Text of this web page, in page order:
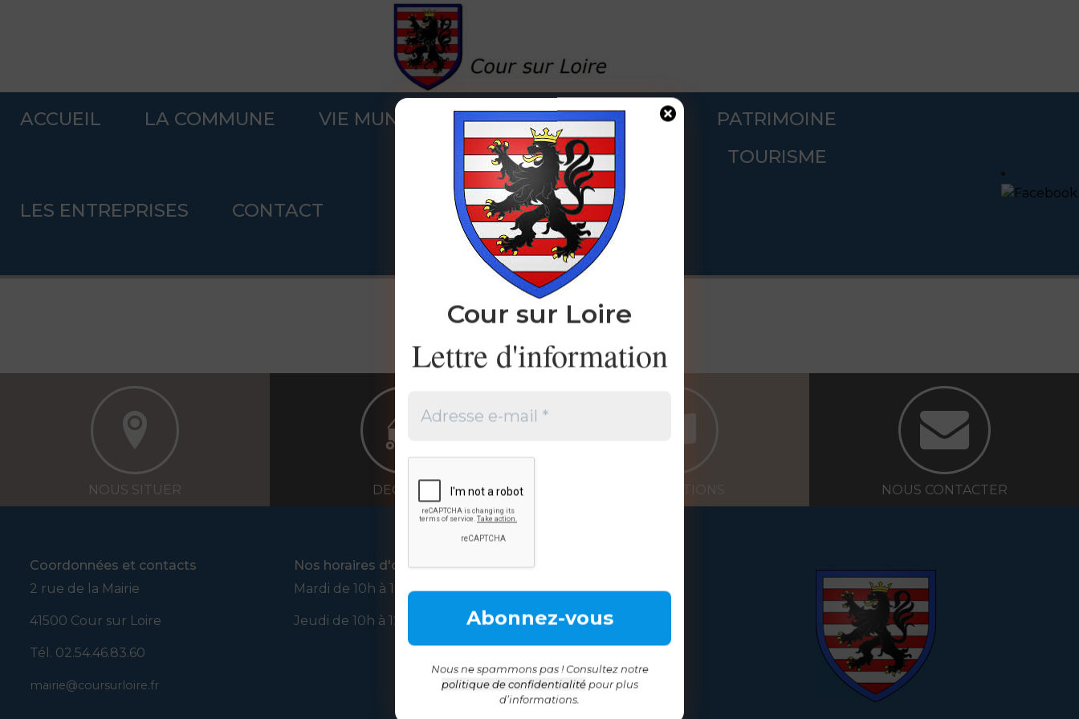
ACCUEIL
LA COMMUNE
VIE MUNICIPALE
COUR SUR LOIRE
PRATIQUE
PATRIMOINE
TOURISME
LES ENTREPRISES
CONTACT
Tourisme
Cour sur Loire
Lettre d'information
Nous ne spammons pas ! Consultez notre
politique de confidentialitépour plus
d’informations.
NOUS SITUER DECHETS PUBLICATIONS NOUS CONTACTER
Coordonnées et contacts
2 rue de la Mairie
41500 Cour sur Loire
Tél. 02.54.46.83.60
mairie@coursurloire.fr
Nos horaires d'ouverture
Mardi de 10h à 12h
Jeudi de 10h à 12h